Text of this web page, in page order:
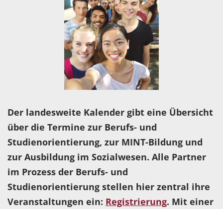
Der landesweite Kalender gibt eine Übersicht
über die Termine zur Berufs- und
Studienorientierung, zur MINT-Bildung und
zur Ausbildung im Sozialwesen. Alle Partner
im Prozess der Berufs- und
Studienorientierung stellen hier zentral ihre
Veranstaltungen ein: Registrierung. Mit einer